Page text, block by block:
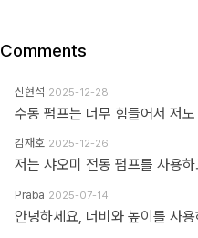
Comments
신현석 2025-12-28
김재호 2025-12-26
Praba 2025-07-14